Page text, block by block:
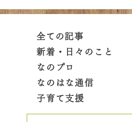
全ての記事
新着・日々のこと
なのプロ
なのはな通信
子育て支援